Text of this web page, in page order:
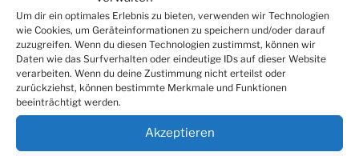
Um dir ein optimales Erlebnis zu bieten, verwenden wir Technologien
wie Cookies, um Geräteinformationen zu speichern und/oder darauf
zuzugreifen. Wenn du diesen Technologien zustimmst, können wir
Daten wie das Surfverhalten oder eindeutige IDs auf dieser Website
verarbeiten. Wenn du deine Zustimmung nicht erteilst oder
zurückziehst, können bestimmte Merkmale und Funktionen
beeinträchtigt werden.
Akzeptieren
Name*